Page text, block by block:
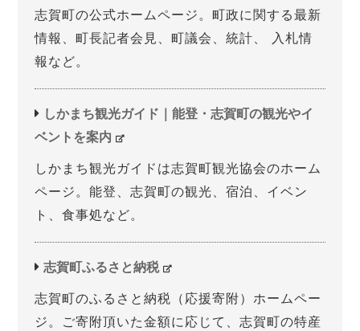
志賀町の公式ホームページ。町政に関する最新
情報、町長記者会見、町議会、統計、 入札情
報など。
しかまち観光ガイド｜能登・志賀町の観光やイ
ベントを案内
しかまち観光ガイドは志賀町観光協会のホーム
ページ。能登、志賀町の観光、宿泊、イベン
ト、食事処など。
志賀町ふるさと納税
志賀町のふるさと納税（応援寄附）ホームペー
ジ。ご寄附頂いた金額に応じて、志賀町の特産